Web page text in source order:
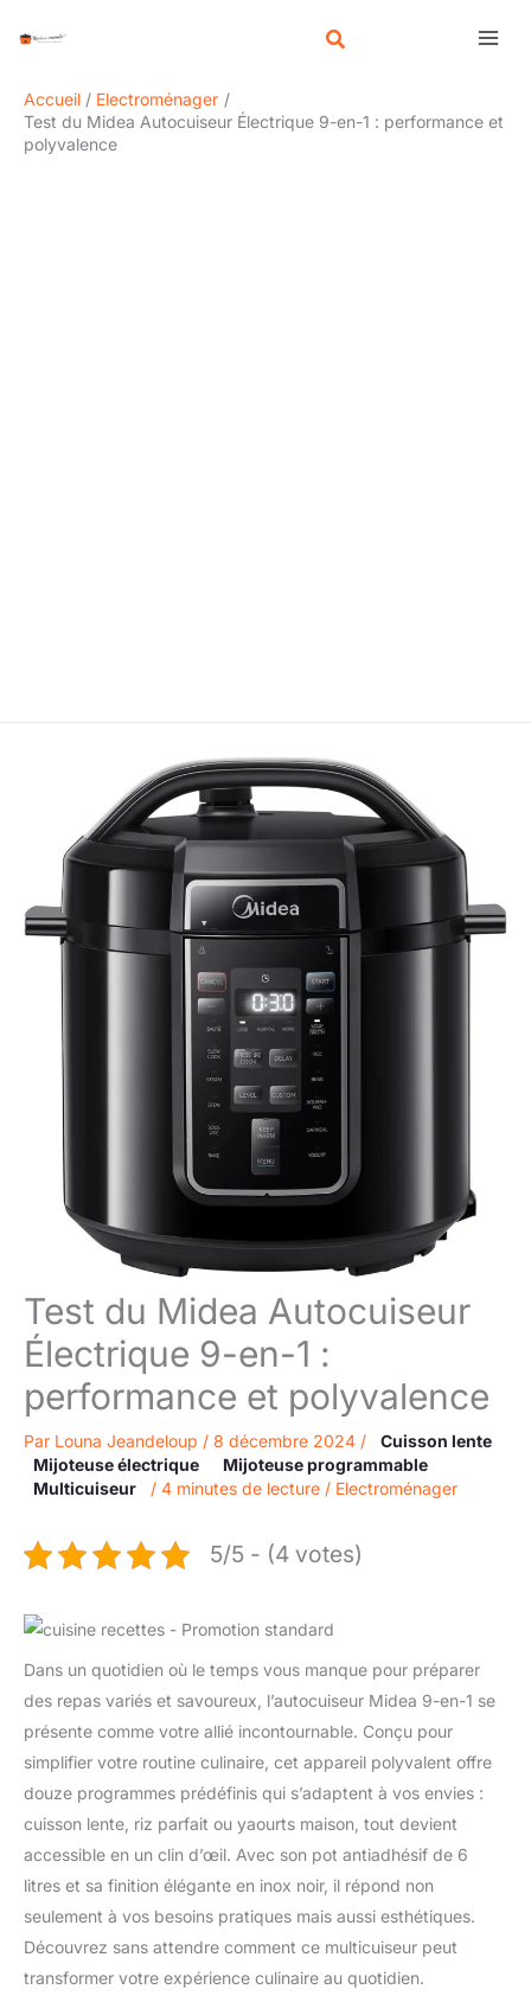
Accueil
Electroménager
Test du Midea Autocuiseur Électrique 9-en-1 : performance et
polyvalence
Test du Midea Autocuiseur
Électrique 9-en-1 :
performance et polyvalence
Par Louna Jeandeloup / 8 décembre 2024 /
Cuisson lente
Mijoteuse électrique
Mijoteuse programmable
Multicuiseur
/ 4 minutes de lecture / Electroménager
5/5 - (4 votes)
Dans un quotidien où le temps vous manque pour préparer
des repas variés et savoureux, l’autocuiseur Midea 9-en-1 se
présente comme votre allié incontournable. Conçu pour
simplifier votre routine culinaire, cet appareil polyvalent offre
douze programmes prédéfinis qui s’adaptent à vos envies :
cuisson lente, riz parfait ou yaourts maison, tout devient
accessible en un clin d’œil. Avec son pot antiadhésif de 6
litres et sa finition élégante en inox noir, il répond non
seulement à vos besoins pratiques mais aussi esthétiques.
Découvrez sans attendre comment ce multicuiseur peut
transformer votre expérience culinaire au quotidien.
e
h
e